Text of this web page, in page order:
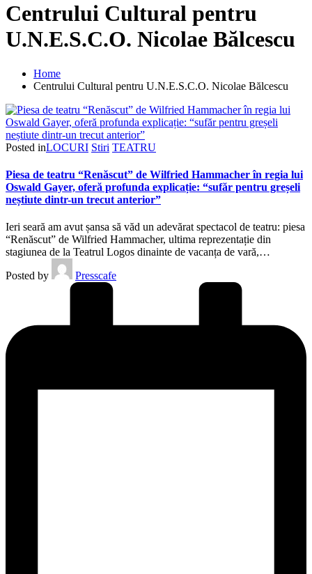
Centrului Cultural pentru
U.N.E.S.C.O. Nicolae Bălcescu
Home
Centrului Cultural pentru U.N.E.S.C.O. Nicolae Bălcescu
Posted inLOCURI Stiri TEATRU
Piesa de teatru “Renăscut” de Wilfried Hammacher în regia lui
Oswald Gayer, oferă profunda explicație: “sufăr pentru greșeli
neștiute dintr-un trecut anterior”
Ieri seară am avut șansa să văd un adevărat spectacol de teatru: piesa
“Renăscut” de Wilfried Hammacher, ultima reprezentație din
stagiunea de la Teatrul Logos dinainte de vacanța de vară,…
Posted by
Presscafe